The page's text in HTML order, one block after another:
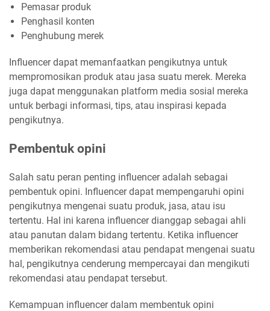
Pemasar produk
Penghasil konten
Penghubung merek
Influencer dapat memanfaatkan pengikutnya untuk
mempromosikan produk atau jasa suatu merek. Mereka
juga dapat menggunakan platform media sosial mereka
untuk berbagi informasi, tips, atau inspirasi kepada
pengikutnya.
Pembentuk opini
Salah satu peran penting influencer adalah sebagai
pembentuk opini. Influencer dapat mempengaruhi opini
pengikutnya mengenai suatu produk, jasa, atau isu
tertentu. Hal ini karena influencer dianggap sebagai ahli
atau panutan dalam bidang tertentu. Ketika influencer
memberikan rekomendasi atau pendapat mengenai suatu
hal, pengikutnya cenderung mempercayai dan mengikuti
rekomendasi atau pendapat tersebut.
Kemampuan influencer dalam membentuk opini